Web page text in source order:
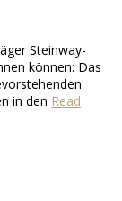
Steinway-
können: Das
in den Read